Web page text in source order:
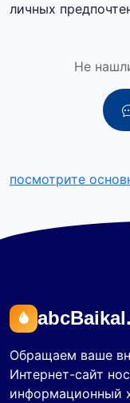
личных
Не
посмотрите
Обращаем ваше
Интернет-сайт
информационный